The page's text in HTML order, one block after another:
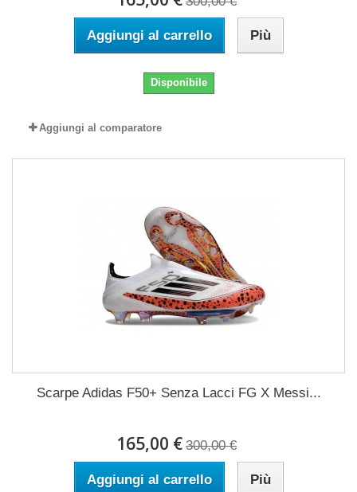
Aggiungi al carrello Più
Disponibile
Aggiungi al comparatore
Scarpe Adidas F50+ Senza Lacci FG X Messi...
165,00 € 300,00 €
Aggiungi al carrello Più